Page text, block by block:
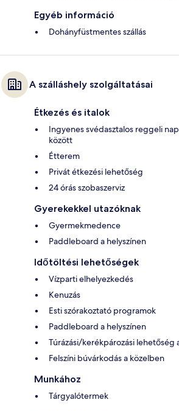
Egyéb információ
Dohányfüstmentes szállás
A szálláshely szolgáltatásai
Étkezés és italok
Ingyenes svédasztalos reggeli
között
Étterem
Privát étkezési lehetőség
24 órás szobaszerviz
Gyerekekkel utazóknak
Gyermekmedence
Paddleboard a helyszínen
Időtöltési lehetőségek
Vízparti elhelyezkedés
Kenuzás
Esti szórakoztató programok
Paddleboard a helyszínen
Túrázási/kerékpározási lehetőség
Felszíni búvárkodás a közelben
Munkához
Tárgyalótermek